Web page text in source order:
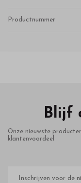
Productnummer
Blijf
Onze nieuwste
klantenvoordeel
mailadres